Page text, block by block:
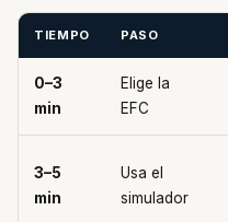
TIEMPO PASO
0–3
min
Elige la
EFC
3–5
min
Usa el
simulador